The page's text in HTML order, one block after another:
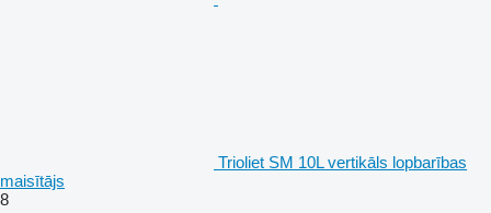
Trioliet SM 10L vertikāls lopbarības
maisītājs
8